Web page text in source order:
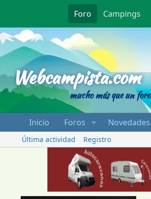
Foro Campings
Webcampista.com
mucho más que un foro
Inicio Foros Novedades
Última actividad Registro